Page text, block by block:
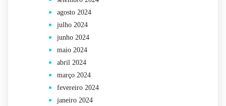
agosto 2024
julho 2024
junho 2024
maio 2024
abril 2024
março 2024
fevereiro 2024
janeiro 2024